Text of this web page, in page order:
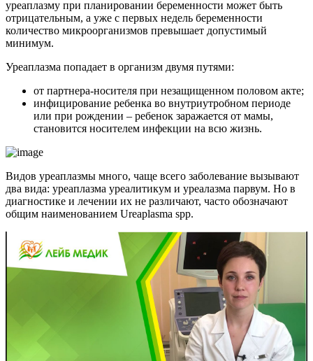
уреаплазму при планировании беременности может быть
отрицательным, а уже с первых недель беременности
количество микроорганизмов превышает допустимый
минимум.
Уреаплазма попадает в организм двумя путями:
от партнера-носителя при незащищенном половом акте;
инфицирование ребенка во внутриутробном периоде
или при рождении – ребенок заражается от мамы,
становится носителем инфекции на всю жизнь.
Видов уреаплазмы много, чаще всего заболевание вызывают
два вида: уреаплазма уреалитикум и уреалазма парвум. Но в
диагностике и лечении их не различают, часто обозначают
общим наименованием Ureaplasma spp.